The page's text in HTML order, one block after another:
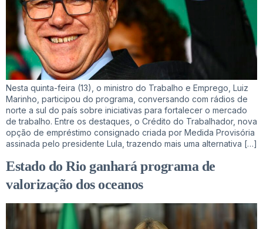
Nesta quinta-feira (13), o ministro do Trabalho e Emprego, Luiz
Marinho, participou do programa, conversando com rádios de
norte a sul do país sobre iniciativas para fortalecer o mercado
de trabalho. Entre os destaques, o Crédito do Trabalhador, nova
opção de empréstimo consignado criada por Medida Provisória
assinada pelo presidente Lula, trazendo mais uma alternativa […]
Estado do Rio ganhará programa de
valorização dos oceanos